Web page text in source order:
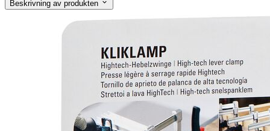
Beskrivning av produkten